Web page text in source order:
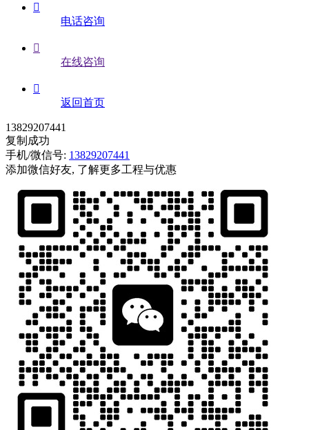

电话咨询

在线咨询

返回首页
13829207441
复制成功
手机/微信号: 13829207441
添加微信好友, 了解更多工程与优惠